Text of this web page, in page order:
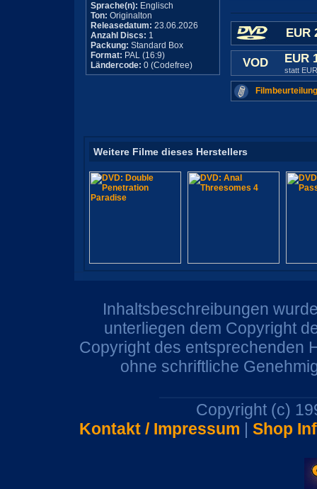
Sprache(n): Englisch
Ton: Originalton
Releasedatum: 23.06.2026
Anzahl Discs: 1
Packung: Standard Box
Format: PAL (16:9)
Ländercode: 0 (Codefree)
EUR
VOD EUR
statt
Weitere Filme dieses Herstellers
Inhaltsbeschreibungen
unterliegen dem Copyright
Copyright des entsprechenden
ohne schriftliche
Copyright (c)
Kontakt / Impressum | Shop